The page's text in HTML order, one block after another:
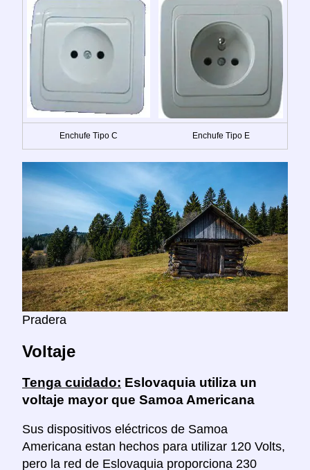
Enchufe Tipo C Enchufe Tipo E
Pradera
Voltaje
Tenga cuidado: Eslovaquia utiliza un
voltaje mayor que Samoa Americana
Sus dispositivos eléctricos de Samoa
Americana estan hechos para utilizar 120 Volts,
pero la red de Eslovaquia proporciona 230